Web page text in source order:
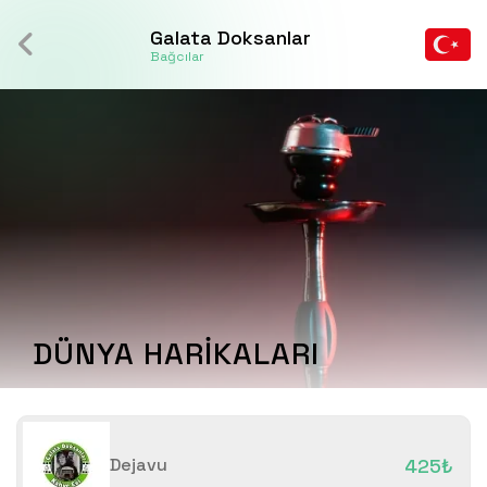
Galata Doksanlar
Bağcılar
DÜNYA HARİKALARI
Dejavu 425₺